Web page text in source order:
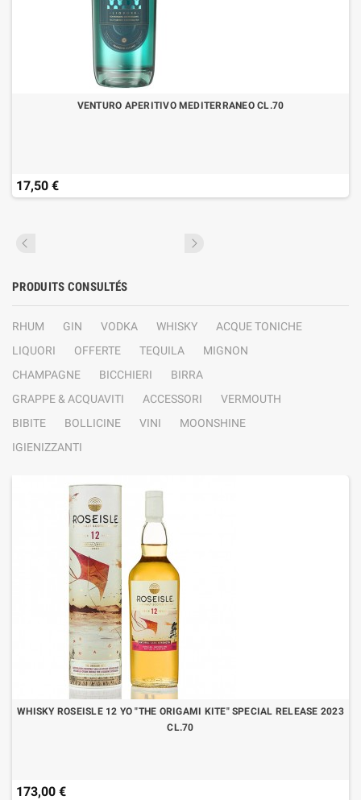
VENTURO APERITIVO MEDITERRANEO CL.70
17,50 €
PRODUITS CONSULTÉS
RHUM GIN VODKA WHISKY
ACQUE TONICHE
LIQUORI
OFFERTE TEQUILA
MIGNON
CHAMPAGNE
BICCHIERI
BIRRA
GRAPPE & ACQUAVITI
ACCESSORI
VERMOUTH
BIBITE
BOLLICINE VINI
MOONSHINE
IGIENIZZANTI
WHISKY ROSEISLE 12 YO "THE ORIGAMI KITE" SPECIAL RELEASE 2023
CL.70
173,00 €